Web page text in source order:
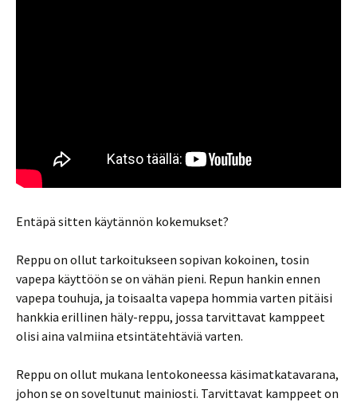
Entäpä sitten käytännön kokemukset?
Reppu on ollut tarkoitukseen sopivan kokoinen, tosin
vapepa käyttöön se on vähän pieni. Repun hankin ennen
vapepa touhuja, ja toisaalta vapepa hommia varten pitäisi
hankkia erillinen häly-reppu, jossa tarvittavat kamppeet
olisi aina valmiina etsintätehtäviä varten.
Reppu on ollut mukana lentokoneessa käsimatkatavarana,
johon se on soveltunut mainiosti. Tarvittavat kamppeet on